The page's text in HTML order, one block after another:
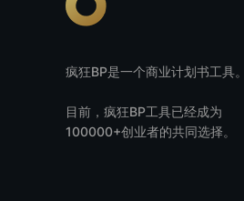
疯狂BP是一个商业计划书工具。
目前，疯狂BP工具已经成为
100000+创业者的共同选择。